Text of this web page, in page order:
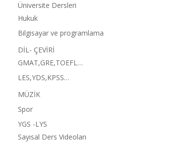
Üniversite Dersleri
Hukuk
Bilgisayar ve programlama
DİL- ÇEVİRİ
GMAT,GRE,TOEFL…
LES,YDS,KPSS…
MÜZİK
Spor
YGS -LYS
Sayısal Ders Videoları